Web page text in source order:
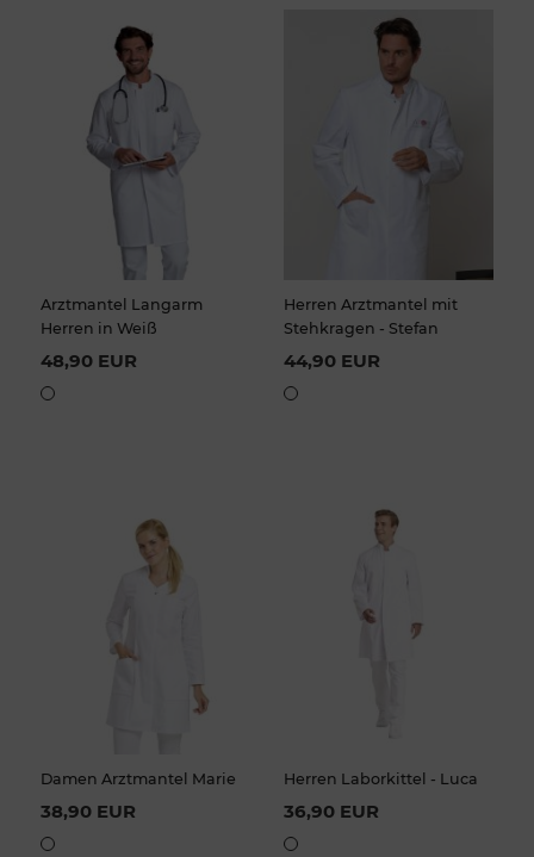
Arztmantel Langarm
Herren in Weiß
48,90 EUR
Herren Arztmantel mit
Stehkragen - Stefan
44,90 EUR
Damen Arztmantel Marie
38,90 EUR
Herren Laborkittel - Luca
36,90 EUR